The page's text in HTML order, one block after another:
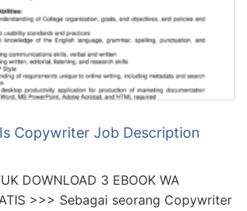
Copywriter Job Description
DOWNLOAD 3 EBOOK WA
>>> Sebagai seorang Copywriter